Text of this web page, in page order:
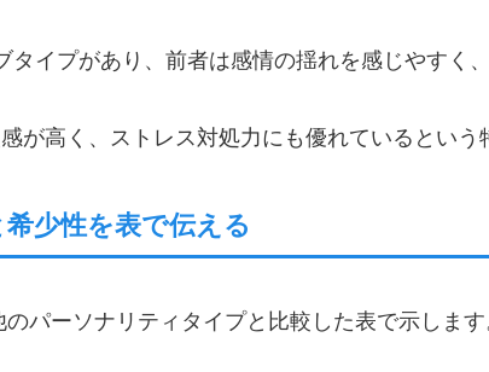
タイプがあり、前者は感情の揺れを感じやすく
が高く、ストレス対処力にも優れているという
少性を表で伝える
パーソナリティタイプと比較した表で示します